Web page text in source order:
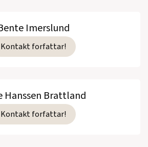
Imerslund
Kontakt forfattar!
Hanssen Brattland
Kontakt forfattar!